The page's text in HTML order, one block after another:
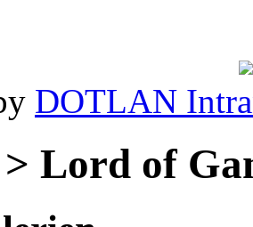
DOTLAN
Lord of